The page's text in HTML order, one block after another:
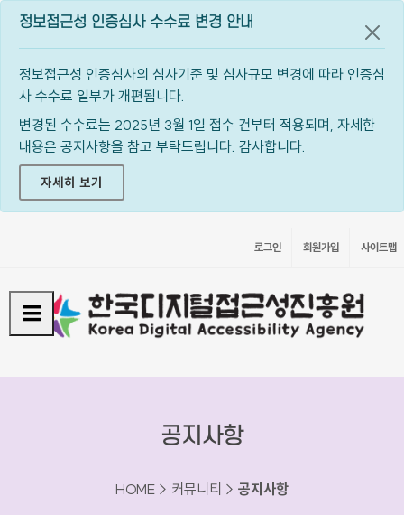
정보접근성 인증심사 수수료 변경 안내
정보접근성 인증심사의 심사기준 및 심사규모 변경에 따라 인증심
사 수수료 일부가 개편됩니다.
변경된 수수료는 2025년 3월 1일 접수 건부터 적용되며, 자세한
내용은 공지사항을 참고 부탁드립니다. 감사합니다.
자세히 보기
공지
로그인 회원가입 사이트맵
공지사항
HOME > 커뮤니티 > 공지사항